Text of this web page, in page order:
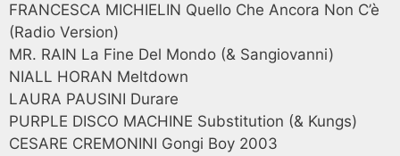
FRANCESCA MICHIELIN Quello Che Ancora Non C’è
(Radio Version)
MR. RAIN La Fine Del Mondo (& Sangiovanni)
NIALL HORAN Meltdown
LAURA PAUSINI Durare
PURPLE DISCO MACHINE Substitution (& Kungs)
CESARE CREMONINI Gongi Boy 2003